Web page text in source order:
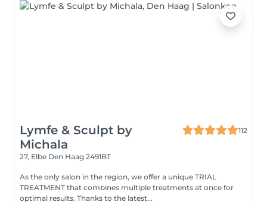
Lymfe & Sculpt by
Michala
112
27, Elbe Den Haag 2491BT
As the only salon in the region, we offer a unique TRIAL
TREATMENT that combines multiple treatments at once for
optimal results. Thanks to the latest...